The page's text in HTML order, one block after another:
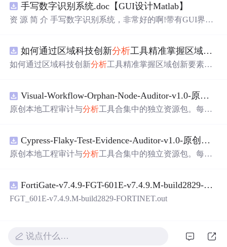
手写数字识别系统.doc【GUI设计Matlab】
资 源 简 介 手写数字识别系统，非常好的啊!带有GUI界
带有直观的图形用户界面（GUI），非常容易使用。你只
需要将手写数字输入系统，它将立即给出准确的识别结
是一个非常方便和实用的工具，你一定会喜欢它的！
如何通过区域科技创新分析工具精准掌握区域创新要素分布与产业链融合现状？.docx
如何通过区域科技创新分析工具精准掌握区域创新要素分
Visual-Workflow-Orphan-Node-Auditor-v1.0-原创源码与文档.zip
原创本地工程审计与分析工具合集中的独立资源包。每个
README、运行说明、功能清单、MIT License及原创与授
权声明。解压后进入project目录，执行npm test验证算法，
目源码、Logo、官方截图、论文、生产日志或其他受限素
材。适合前端开发、AI应用工程、测试审计和课程实践。
Cypress-Flaky-Test-Evidence-Auditor-v1.0-原创源码与文档.zip
原创本地工程审计与分析工具合集中的独立资源包。每个
README、运行说明、功能清单、MIT License及原创与授
权声明。解压后进入project目录，执行npm test验证算法，
材。适合前端开发、AI应用工程、测试审计和课程实践。
FortiGate-v7.4.9-FGT-601E-v7.4.9.M-build2829-FORTINET.out
FGT_601E-v7.4.9.M-build2829-FORTINET.out
说点什么…